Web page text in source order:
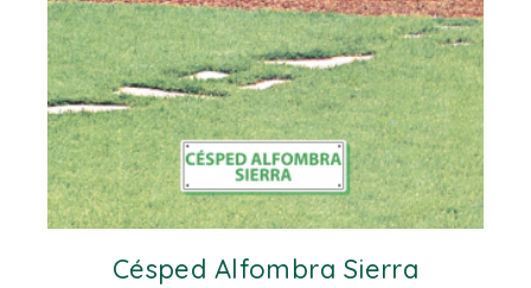
Césped Alfombra Sierra